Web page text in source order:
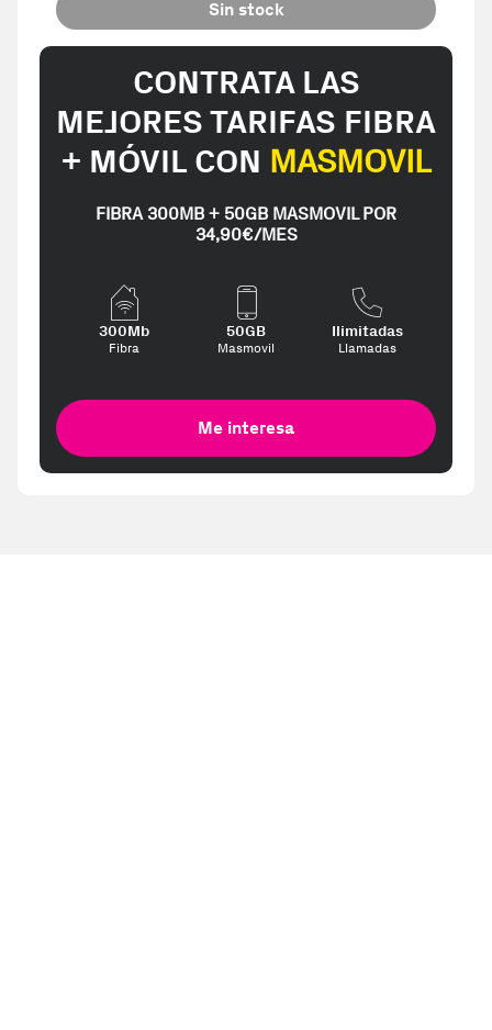
Sin stock
CONTRATA LAS
MEJORES TARIFAS FIBRA
+ MÓVIL CON MASMOVIL
FIBRA 300MB + 50GB MASMOVIL POR
34,90€/MES
300Mb
Fibra
50GB
Masmovil
Ilimitadas
Llamadas
Me interesa